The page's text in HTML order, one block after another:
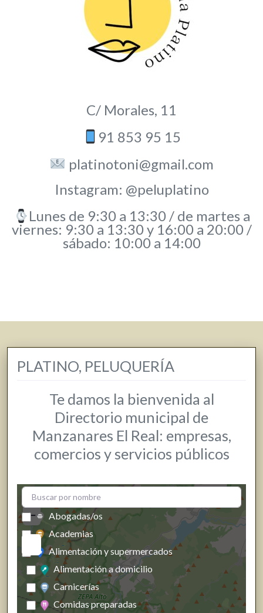
C/ Morales, 11
91 853 95 15
platinotoni@gmail.com
Instagram: @peluplatino
Lunes de 9:30 a 13:30 / de martes a
viernes: 9:30 a 13:30 y 16:00 a 20:00 /
sábado: 10:00 a 14:00
PLATINO, PELUQUERÍA
Te damos la bienvenida al
Directorio municipal de
Manzanares El Real: empresas,
comercios y servicios públicos
+
−
Abogadas/os
Academias
Alimentación y supermercados
Alimentación a domicilio
Carnicerías
Comidas preparadas